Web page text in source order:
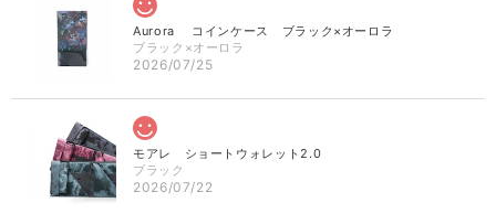
Aurora コインケース ブラック×オーロラ
ブラック×オーロラ
2026/07/25
モアレ ショートウォレット2.0
ブラック
2026/07/22